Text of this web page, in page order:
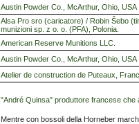
Austin Powder Co., McArthur, Ohio, USA
Alsa Pro sro (caricatore) / Robin Šebo
munizioni sp. z o. o. (PFA), Polonia.
American Reserve Munitions LLC.
Austin Powder Co., McArthur, Ohio, USA
Atelier de construction de Puteaux,
"André Quinsa" produttore francese
Mentre con bossoli della Horneber